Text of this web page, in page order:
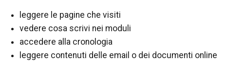
leggere le pagine che visiti
vedere cosa scrivi nei moduli
accedere alla cronologia
leggere contenuti delle email o dei documenti online